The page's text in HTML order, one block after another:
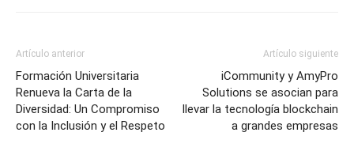
Artículo anterior
Formación Universitaria
Renueva la Carta de la
Diversidad: Un Compromiso
con la Inclusión y el Respeto
Artículo siguiente
iCommunity y AmyPro
Solutions se asocian para
llevar la tecnología blockchain
a grandes empresas